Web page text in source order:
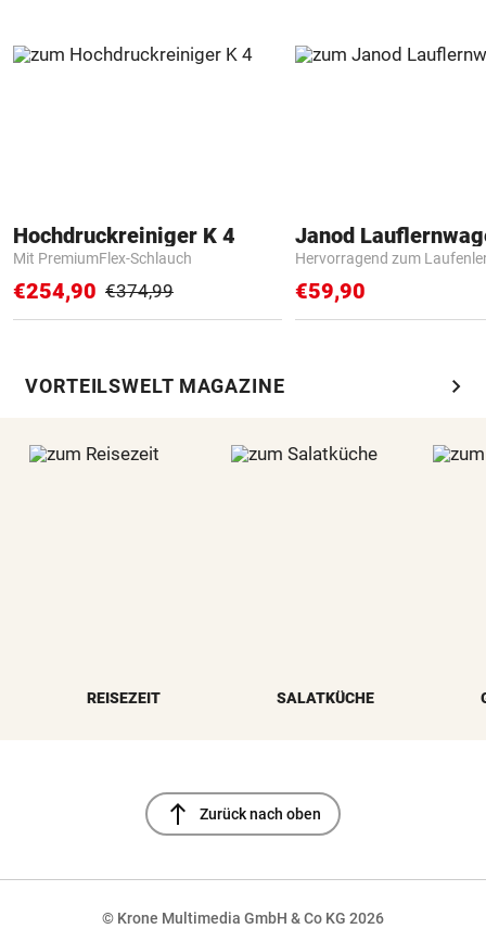
Hochdruckreiniger K 4
Mit PremiumFlex-Schlauch
€254,90 €374,99
Janod
Hervorragend zum
€59,90
VORTEILSWELT MAGAZINE chevron_right
REISEZEIT SALATKÜCHE
north Zurück nach oben
© Krone Multimedia GmbH & Co KG 2026